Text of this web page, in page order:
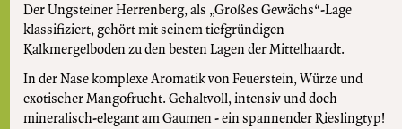
Der Ungsteiner Herrenberg, als „Großes Gewächs“-Lage
klassifiziert, gehört mit seinem tiefgründigen
Kalkmergelboden zu den besten Lagen der Mittelhaardt.
In der Nase komplexe Aromatik von Feuerstein, Würze und
exotischer Mangofrucht. Gehaltvoll, intensiv und doch
mineralisch-elegant am Gaumen - ein spannender Rieslingtyp!